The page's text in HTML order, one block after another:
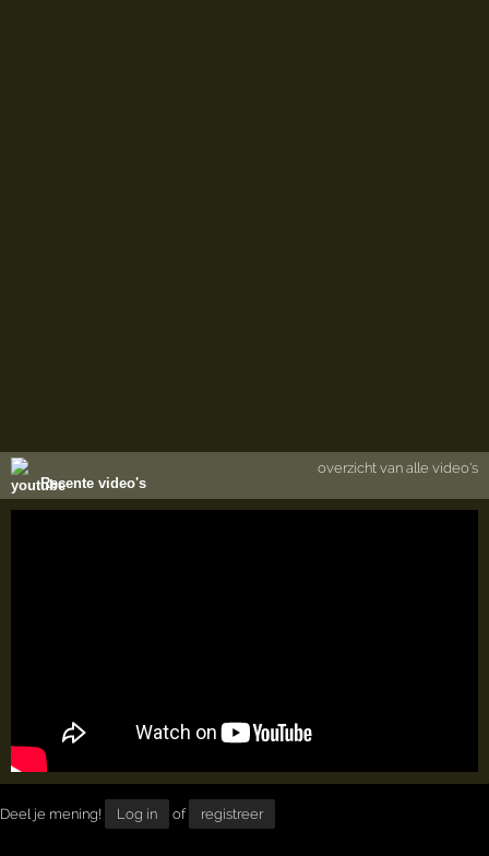
Recente video's
overzicht van alle video's
Deel je mening! Log in of registreer